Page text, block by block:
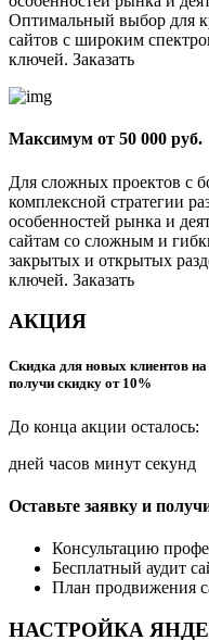
Оптимальный выбор для
сайтов с широким
ключей. Заказать
Максимум от 50 000 руб.
Для сложных проектов с
комплексной стратегии
особенностей рынка и
сайтам со сложным и
закрытых и открытых
ключей. Заказать
АКЦИЯ
Скидка для новых клиентов
получи скидку от 10%
До конца акции осталось:
дней часов минут секунд
Оставьте заявку и
Консультацию
Бесплатный аудит
План продвижения
НАСТРОЙКА